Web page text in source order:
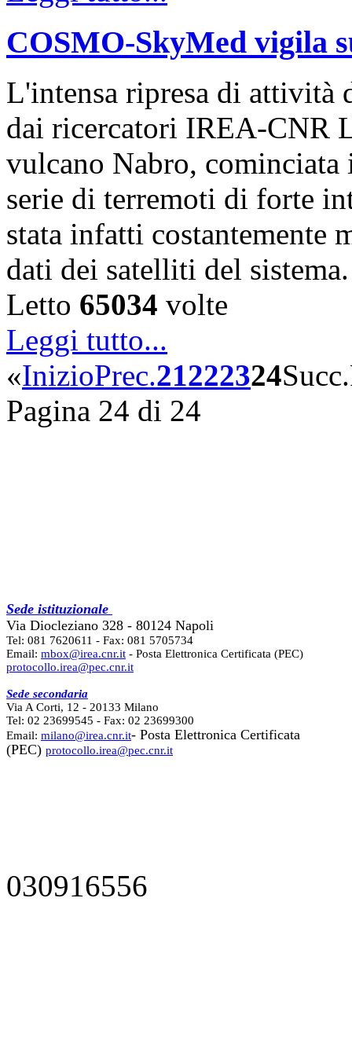
COSMO-SkyMed vigila
L'intensa ripresa di attività
dai ricercatori IREA-CNR
vulcano Nabro,
serie di terremoti di forte
stata infatti costantemente
dati dei satelliti del
Letto 65034 volte
Leggi tutto...
«InizioPrec.21222324Succ.
Pagina 24 di 24
Sede istituzionale
Via Diocleziano 328 - 80124 Napoli
Tel: 081 7620611 - Fax: 081 5705734
Email: mbox@irea.cnr.it - Posta Elettronica Certificata (PEC)
protocollo.irea@pec.cnr.it
Sede secondaria
Via A Corti, 12 - 20133 Milano
Tel: 02 23699545 - Fax: 02 23699300
Email: milano@irea.cnr.it- Posta Elettronica Certificata
(PEC) protocollo.irea@pec.cnr.it
030916556